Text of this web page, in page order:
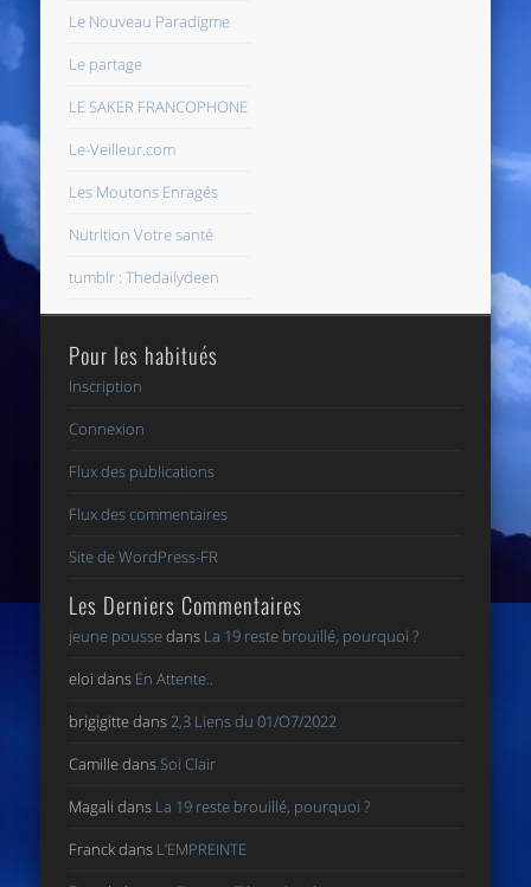
Le Nouveau Paradigme
Le partage
LE SAKER FRANCOPHONE
Le-Veilleur.com
Les Moutons Enragés
Nutrition Votre santé
tumblr : Thedailydeen
Pour les habitués
Inscription
Connexion
Flux des publications
Flux des commentaires
Site de WordPress-FR
Les Derniers Commentaires
jeune poussedans La 19 reste brouillé, pourquoi ?
eloi dans En Attente..
brigigittedans 2,3 Liens du 01/O7/2022
Camilledans Soi Clair
Magali dans La 19 reste brouillé, pourquoi ?
Franckdans L’EMPREINTE